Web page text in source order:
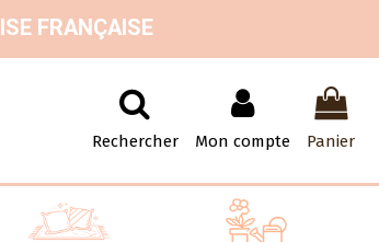
FRANÇAISE
Rechercher Mon compte Panier